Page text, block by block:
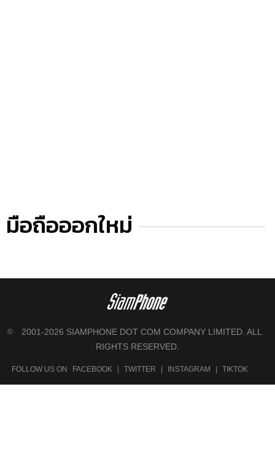
มือถือออกใหม่
©
2001-2026 SIAMPHONE DOT COM COMPANY LIMITED. ALL
RIGHTS RESERVED.
FOLLOW US ON FACEBOOK | TWITTER | INSTAGRAM | TIKTOK